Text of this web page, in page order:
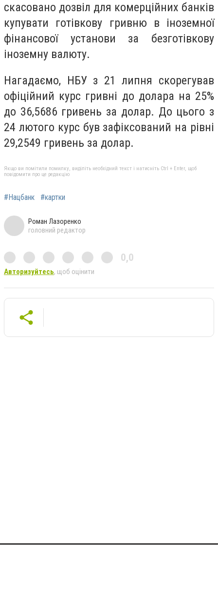
скасовано дозвіл для комерційних банків
купувати готівкову гривню в іноземної
фінансової установи за безготівкову
іноземну валюту.
Нагадаємо, НБУ з 21 липня скорегував
офіційний курс гривні до долара на 25%
до 36,5686 гривень за долар. До цього з
24 лютого курс був зафіксований на рівні
29,2549 гривень за долар.
Якщо ви помітили помилку, виділіть необхідний текст і натисніть Ctrl + Enter, щоб
повідомити про це редакцію
#Нацбанк #картки
Роман Лазоренко
головний редактор
0,0
Авторизуйтесь, щоб оцінити